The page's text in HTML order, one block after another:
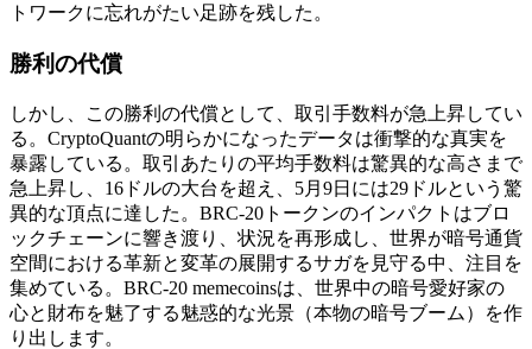
トワークに忘れがたい足跡を残した。
勝利の代償
しかし、この勝利の代償として、取引手数料が急上昇してい
る。CryptoQuantの明らかになったデータは衝撃的な真実を
暴露している。取引あたりの平均手数料は驚異的な高さまで
急上昇し、16ドルの大台を超え、5月9日には29ドルという驚
異的な頂点に達した。BRC-20トークンのインパクトはブロ
ックチェーンに響き渡り、状況を再形成し、世界が暗号通貨
空間における革新と変革の展開するサガを見守る中、注目を
集めている。BRC-20 memecoinsは、世界中の暗号愛好家の
心と財布を魅了する魅惑的な光景（本物の暗号ブーム）を作
り出します。